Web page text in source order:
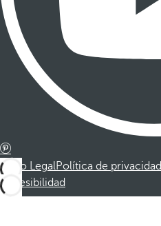
Aviso LegalPolítica de privacidad
Accesibilidad